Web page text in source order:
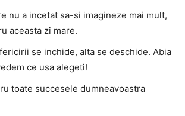
nu a incetat sa-si imagineze mai mult,
aceasta zi mare.
se inchide, alta se deschide. Abia
ce usa alegeti!
toate succesele dumneavoastra